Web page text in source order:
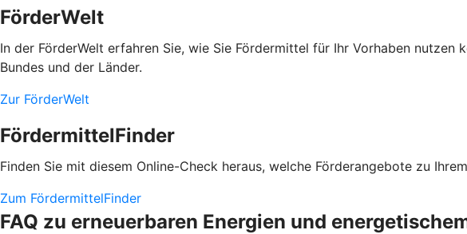
FörderWelt
In der FörderWelt erfahren Sie, wie Sie Fördermittel für Ihr Vorhaben
Bundes und der Länder.
Zur FörderWelt
FördermittelFinder
Finden Sie mit diesem Online-Check heraus, welche Förderangebote zu
Zum FördermittelFinder
FAQ zu erneuerbaren Energien und